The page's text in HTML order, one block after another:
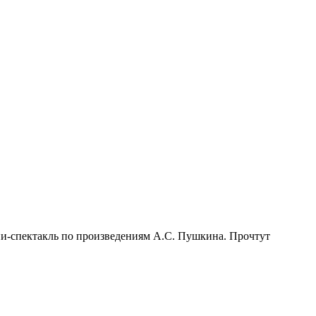
спектакль по произведениям А.С. Пушкина. Прочтут